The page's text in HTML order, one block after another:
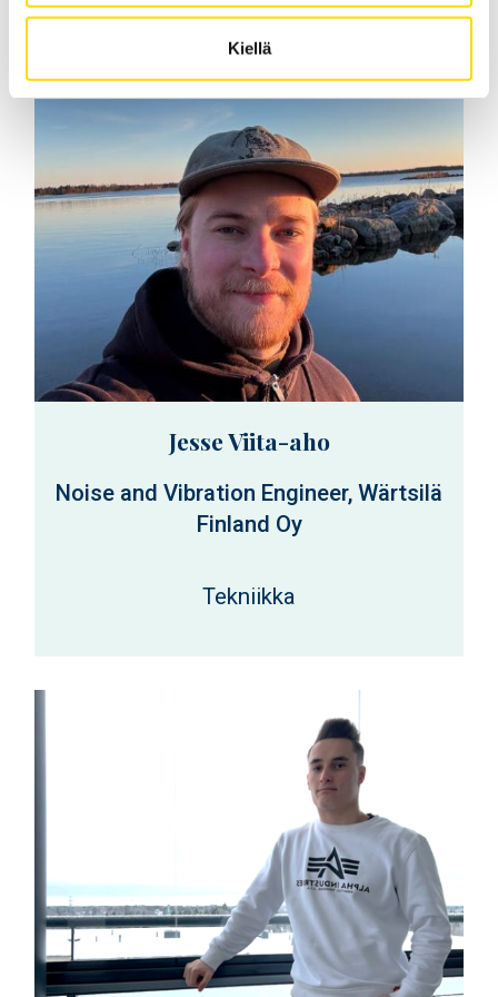
Kiellä
Jesse Viita-aho
Noise and Vibration Engineer, Wärtsilä
Finland Oy
Tekniikka